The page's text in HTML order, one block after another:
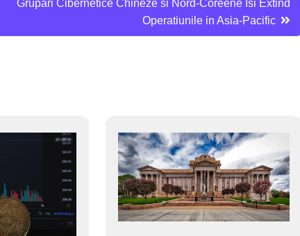
Grupari Cibernetice Chineze si Nord-Coreene Isi Extind
Operatiunile in Asia-Pacific